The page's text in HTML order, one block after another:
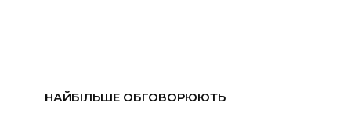
НАЙБІЛЬШЕ ОБГОВОРЮЮТЬ